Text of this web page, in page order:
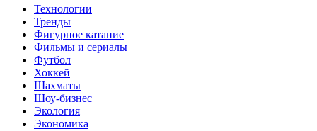
Технологии
Тренды
Фигурное катание
Фильмы и сериалы
Футбол
Хоккей
Шахматы
Шоу-бизнес
Экология
Экономика